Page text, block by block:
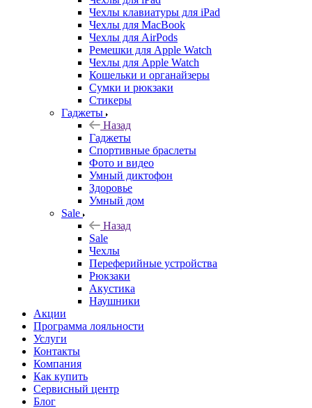
Чехлы клавиатуры для iPad
Чехлы для MacBook
Чехлы для AirPods
Ремешки для Apple Watch
Чехлы для Apple Watch
Кошельки и органайзеры
Сумки и рюкзаки
Стикеры
Гаджеты
Назад
Гаджеты
Спортивные браслеты
Фото и видео
Умный диктофон
Здоровье
Умный дом
Sale
Назад
Sale
Чехлы
Переферийные устройства
Рюкзаки
Акустика
Наушники
Акции
Программа лояльности
Услуги
Контакты
Компания
Как купить
Сервисный центр
Блог